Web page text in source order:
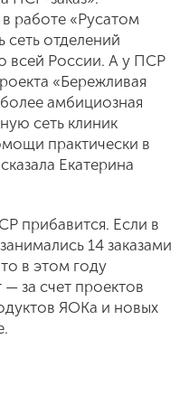
работе «Русатом
сеть отделений
всей России. А у ПСР
«Бережливая
амбициозная
сеть клиник
практически в
Екатерина
прибавится. Если в
14 заказами
в этом году
за счет проектов
ЯОКа и новых